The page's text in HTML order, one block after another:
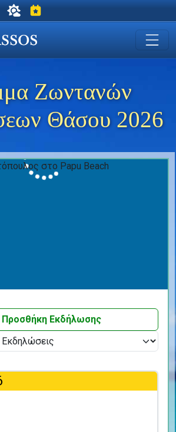
Θάσο Θάσου
ΤηλέφωναΚάμερα στη Χρυσή Ακτή
Ο καιρός στη Θάσο
Εκδηλώσεις στη Θάσο
Ζωντανών
Θάσου 2026
Προσθήκη Εκδήλωσης